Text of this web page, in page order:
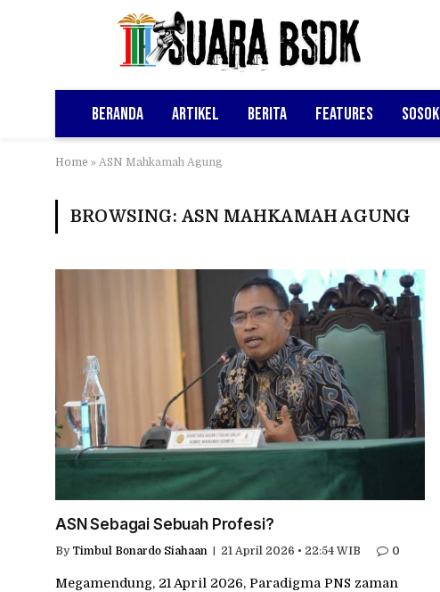
Beranda Artikel Berita Features Sosok
Home » ASN Mahkamah Agung
BROWSING: ASN MAHKAMAH AGUNG
ASN Sebagai Sebuah Profesi?
By Timbul Bonardo Siahaan 21 April 2026 • 22:54 WIB 0
Megamendung, 21 April 2026, Paradigma PNS zaman